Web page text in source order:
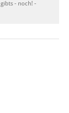
- noch! -